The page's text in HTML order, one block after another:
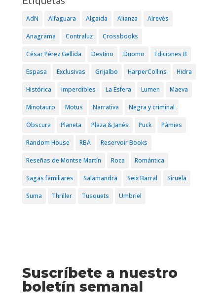
AdN Alfaguara Algaida Alianza Alrevès
Anagrama Contraluz Crossbooks
César Pérez Gellida Destino Duomo Ediciones B
Espasa Exclusivas Grijalbo HarperCollins Hidra
Histórica Imperdibles La Esfera Lumen Maeva
Minotauro Motus Narrativa Negra y criminal
Obscura Planeta Plaza & Janés Puck Pàmies
Random House RBA Reservoir Books
Reseñas de Montse Martín Roca Romántica
Sagas familiares Salamandra Seix Barral Siruela
Suma Thriller Tusquets Umbriel
Suscríbete a nuestro
boletín semanal